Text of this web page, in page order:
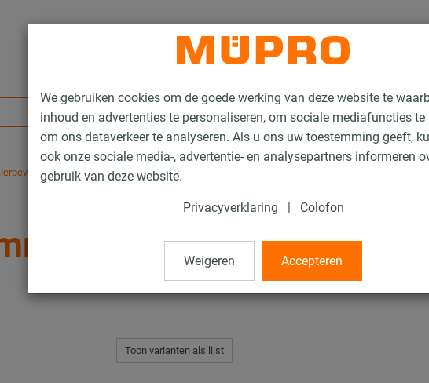
We gebruiken cookies om de goede werking van deze website te
inhoud en advertenties te personaliseren, om sociale mediafuncties te
om ons dataverkeer te analyseren. Als u ons uw toestemming geeft,
ook onze sociale media-, advertentie- en analysepartners informeren
gebruik van deze website.
Privacyverklaring | Colofon
Weigeren Accepteren
Installatierails voor sprinklermontage
Toon varianten als lijst